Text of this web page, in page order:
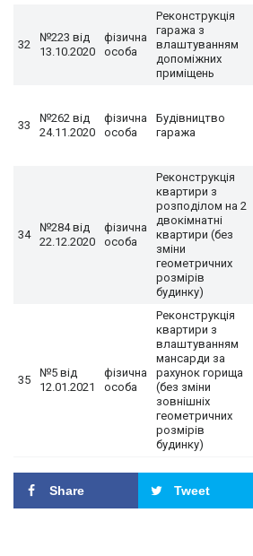
32
№223 від
13.10.2020
фізична
особа
Реконструкція
гаража з
влаштуванням
допоміжних
приміщень
33
№262 від
24.11.2020
фізична
особа
Будівництво
гаража
34
№284 від
22.12.2020
фізична
особа
Реконструкція
квартири з
розподілом на 2
двокімнатні
квартири (без
зміни
геометричних
розмірів
будинку)
35
№5 від
12.01.2021
фізична
особа
Реконструкція
квартири з
влаштуванням
мансарди за
рахунок горища
(без зміни
зовнішніх
геометричних
розмірів
будинку)
Share Tweet